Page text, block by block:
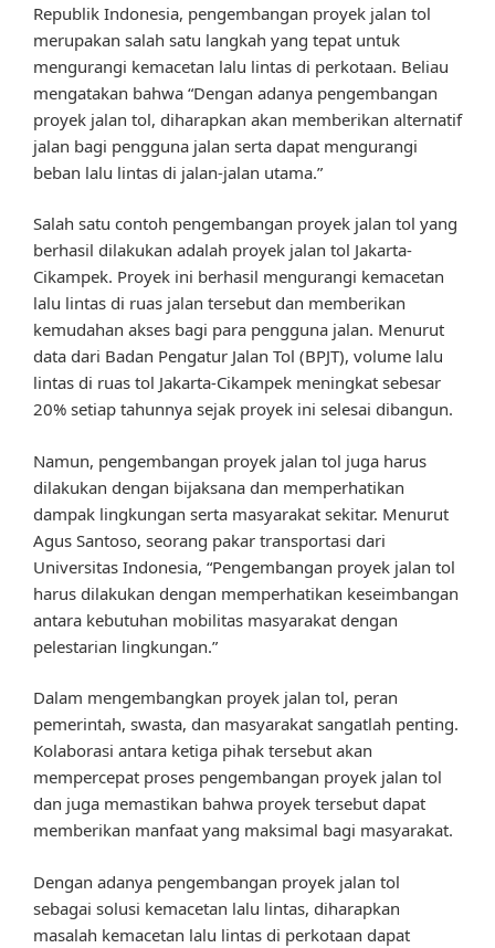
Republik Indonesia, pengembangan proyek jalan tol
merupakan salah satu langkah yang tepat untuk
mengurangi kemacetan lalu lintas di perkotaan. Beliau
mengatakan bahwa “Dengan adanya pengembangan
proyek jalan tol, diharapkan akan memberikan alternatif
jalan bagi pengguna jalan serta dapat mengurangi
beban lalu lintas di jalan-jalan utama.”
Salah satu contoh pengembangan proyek jalan tol yang
berhasil dilakukan adalah proyek jalan tol Jakarta-
Cikampek. Proyek ini berhasil mengurangi kemacetan
lalu lintas di ruas jalan tersebut dan memberikan
kemudahan akses bagi para pengguna jalan. Menurut
data dari Badan Pengatur Jalan Tol (BPJT), volume lalu
lintas di ruas tol Jakarta-Cikampek meningkat sebesar
20% setiap tahunnya sejak proyek ini selesai dibangun.
Namun, pengembangan proyek jalan tol juga harus
dilakukan dengan bijaksana dan memperhatikan
dampak lingkungan serta masyarakat sekitar. Menurut
Agus Santoso, seorang pakar transportasi dari
Universitas Indonesia, “Pengembangan proyek jalan tol
harus dilakukan dengan memperhatikan keseimbangan
antara kebutuhan mobilitas masyarakat dengan
pelestarian lingkungan.”
Dalam mengembangkan proyek jalan tol, peran
pemerintah, swasta, dan masyarakat sangatlah penting.
Kolaborasi antara ketiga pihak tersebut akan
mempercepat proses pengembangan proyek jalan tol
dan juga memastikan bahwa proyek tersebut dapat
memberikan manfaat yang maksimal bagi masyarakat.
Dengan adanya pengembangan proyek jalan tol
sebagai solusi kemacetan lalu lintas, diharapkan
masalah kemacetan lalu lintas di perkotaan dapat